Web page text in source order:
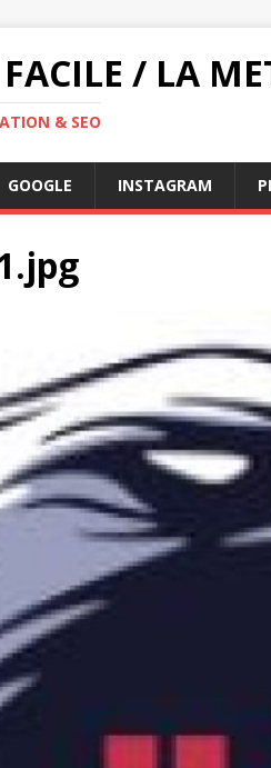
/ LA
& SEO
GOOGLE INSTAGRAM